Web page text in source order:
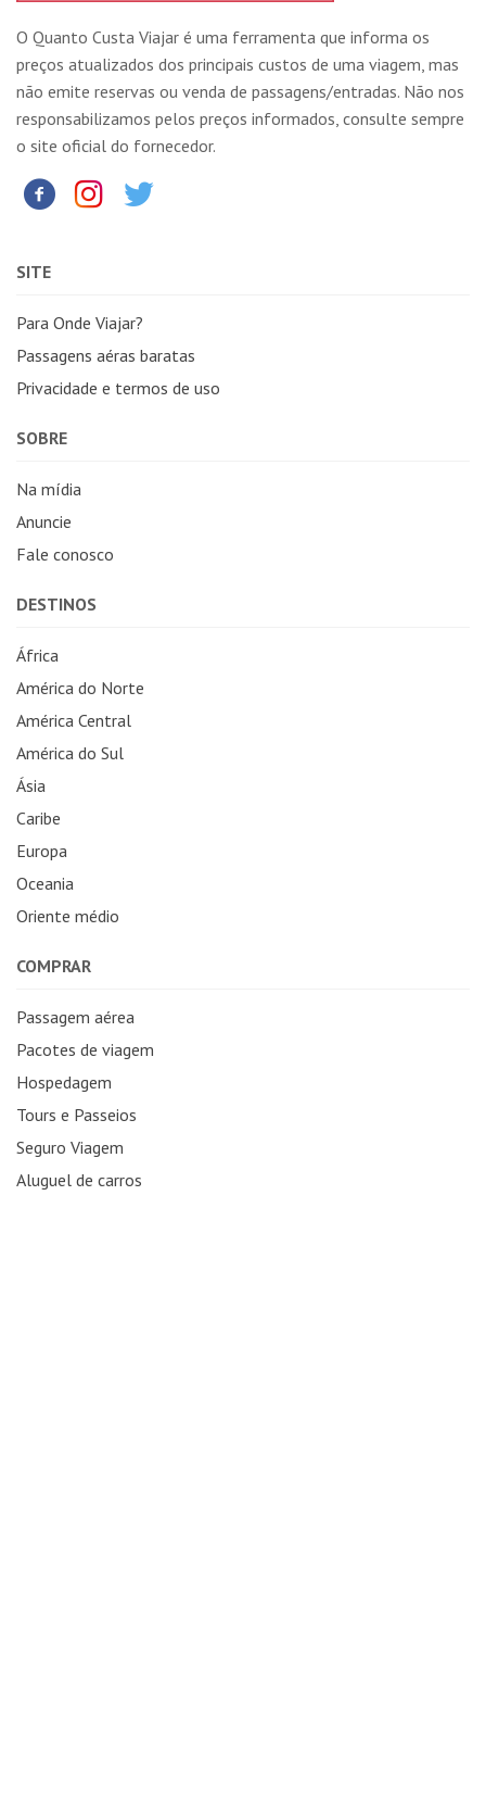
O Quanto Custa Viajar é uma ferramenta que informa os
preços atualizados dos principais custos de uma viagem, mas
não emite reservas ou venda de passagens/entradas. Não nos
responsabilizamos pelos preços informados, consulte sempre
o site oficial do fornecedor.
SITE
Para Onde Viajar?
Passagens aéras baratas
Privacidade e termos de uso
SOBRE
Na mídia
Anuncie
Fale conosco
DESTINOS
África
América do Norte
América Central
América do Sul
Ásia
Caribe
Europa
Oceania
Oriente médio
COMPRAR
Passagem aérea
Pacotes de viagem
Hospedagem
Tours e Passeios
Seguro Viagem
Aluguel de carros